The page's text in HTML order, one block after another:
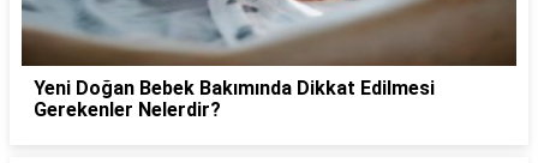
Yeni Doğan Bebek Bakımında Dikkat Edilmesi
Gerekenler Nelerdir?